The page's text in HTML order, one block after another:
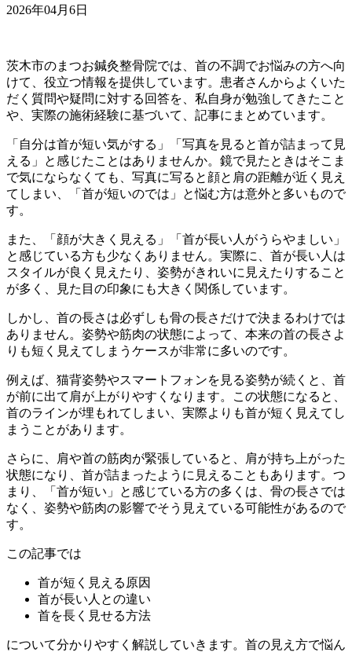
2026年04月6日
茨木市のまつお鍼灸整骨院では、首の不調でお悩みの方へ向
けて、役立つ情報を提供しています。患者さんからよくいた
だく質問や疑問に対する回答を、私自身が勉強してきたこと
や、実際の施術経験に基づいて、記事にまとめています。
「自分は首が短い気がする」「写真を見ると首が詰まって見
える」と感じたことはありませんか。鏡で見たときはそこま
で気にならなくても、写真に写ると顔と肩の距離が近く見え
てしまい、「首が短いのでは」と悩む方は意外と多いもので
す。
また、「顔が大きく見える」「首が長い人がうらやましい」
と感じている方も少なくありません。実際に、首が長い人は
スタイルが良く見えたり、姿勢がきれいに見えたりすること
が多く、見た目の印象にも大きく関係しています。
しかし、首の長さは必ずしも骨の長さだけで決まるわけでは
ありません。姿勢や筋肉の状態によって、本来の首の長さよ
りも短く見えてしまうケースが非常に多いのです。
例えば、猫背姿勢やスマートフォンを見る姿勢が続くと、首
が前に出て肩が上がりやすくなります。この状態になると、
首のラインが埋もれてしまい、実際よりも首が短く見えてし
まうことがあります。
さらに、肩や首の筋肉が緊張していると、肩が持ち上がった
状態になり、首が詰まったように見えることもあります。つ
まり、「首が短い」と感じている方の多くは、骨の長さでは
なく、姿勢や筋肉の影響でそう見えている可能性があるので
す。
この記事では
首が短く見える原因
首が長い人との違い
首を長く見せる方法
について分かりやすく解説していきます。首の見え方で悩ん